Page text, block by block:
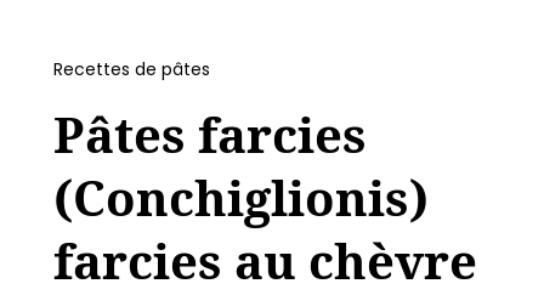
Recettes de pâtes
Pâtes farcies
(Conchiglionis)
farcies au chèvre